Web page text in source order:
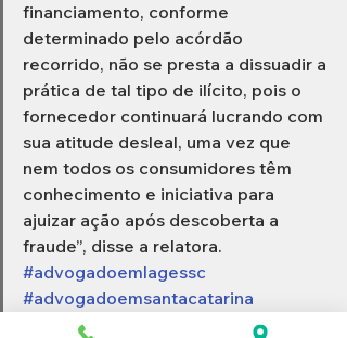
financiamento, conforme
determinado pelo acórdão
recorrido, não se presta a dissuadir a
prática de tal tipo de ilícito, pois o
fornecedor continuará lucrando com
sua atitude desleal, uma vez que
nem todos os consumidores têm
conhecimento e iniciativa para
ajuizar ação após descoberta a
fraude”, disse a relatora.
#advogadoemlagessc
#advogadoemsantacatarina
#advogadoemlages